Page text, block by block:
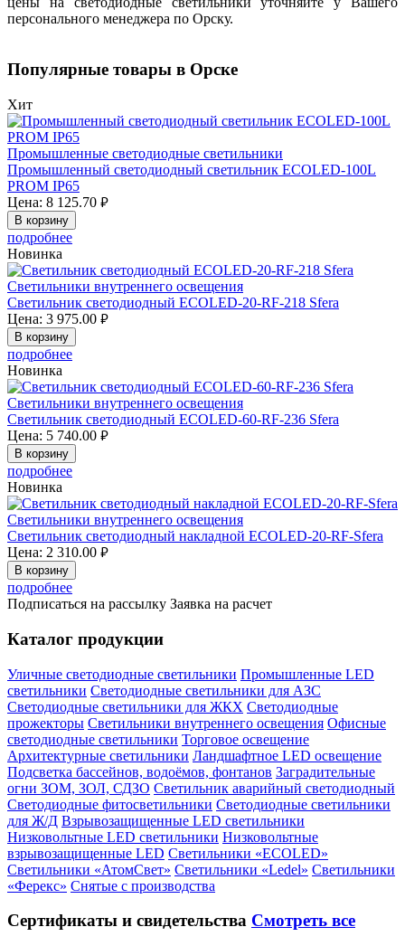
персонального менеджера по Орску.
Популярные товары в Орске
Хит
Промышленные светодиодные светильники
Промышленный светодиодный светильник ECOLED-100L
PROM IP65
Цена: 8 125.70 руб.
В корзину
подробнее
Новинка
Светильники внутреннего освещения
Светильник светодиодный ECOLED-20-RF-218 Sfera
Цена: 3 975.00 руб.
В корзину
подробнее
Новинка
Светильники внутреннего освещения
Светильник светодиодный ECOLED-60-RF-236 Sfera
Цена: 5 740.00 руб.
В корзину
подробнее
Новинка
Светильники внутреннего освещения
Светильник светодиодный накладной ECOLED-20-RF-Sfera
Цена: 2 310.00 руб.
В корзину
подробнее
Подписаться на рассылку Заявка на расчет
Каталог продукции
Уличные светодиодные светильники Промышленные LED
светильники Светодиодные светильники для АЗС
Светодиодные светильники для ЖКХ Светодиодные
прожекторы Светильники внутреннего освещения Офисные
светодиодные светильники Торговое освещение
Архитектурные светильники Ландшафтное LED освещение
Подсветка бассейнов, водоёмов, фонтанов Заградительные
огни ЗОМ, ЗОЛ, СДЗО Светильник аварийный светодиодный
Светодиодные фитосветильники Светодиодные светильники
для Ж/Д Взрывозащищенные LED светильники
Низковольтные LED светильники Низковольтные
взрывозащищенные LED Светильники «ECOLED»
Светильники «АтомСвет» Светильники «Ledel» Светильники
«Ферекс» Снятые с производства
Сертификаты и свидетельства Смотреть все